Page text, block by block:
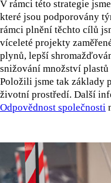
V rámci této strategie
které jsou podporovány
rámci plnění těchto cílů
víceleté projekty
plynů, lepší
snižování množství
Položili jsme tak základy
životní prostředí. Další
Odpovědnost společnosti